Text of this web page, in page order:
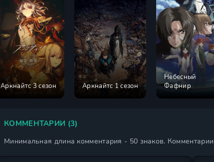
Аркнайтс 3 сезон Аркнайтс 1 сезон
Небесный
Фафнир
КОММЕНТАРИИ (3)
Минимальная длина комментария - 50 знаков.